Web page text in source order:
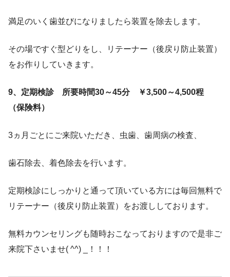
満足のいく歯並びになりましたら装置を除去します。
その場ですぐ型どりをし、リテーナー（後戻り防止装置）
をお作りしていきます。
9、定期検診 所要時間30～45分 ￥3,500～4,500程
（保険料）
3ヵ月ごとにご来院いただき、虫歯、歯周病の検査、
歯石除去、着色除去を行います。
定期検診にしっかりと通って頂いている方には毎回無料で
リテーナー（後戻り防止装置）をお渡ししております。
無料カウンセリングも随時おこなっておりますので是非ご
来院下さいませ( ^^) _！！！